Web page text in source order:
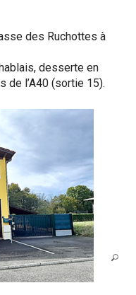
des Ruchottes à
desserte en
de l’A40 (sortie 15).